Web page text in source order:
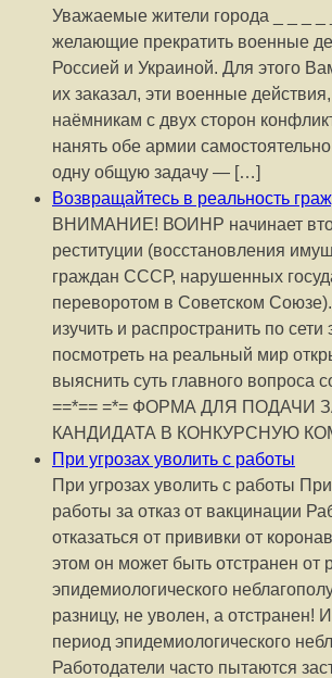
Уважаемые жители города _ _ _
желающие прекратить военные
Россией и Украиной. Для этого
их заказал, эти военные
наёмникам с двух сторон
нанять обе армии
одну общую задачу — […]
Возвращайтесь в реальность
ВНИМАНИЕ! ВОИНР начинает
реституции (восстановления
граждан СССР, нарушенных
переворотом в Советском
изучить и распространить по
посмотреть на реальный мир
выяснить суть главного вопроса
==*== =*= ФОРМА ДЛЯ ПОДАЧИ
КАНДИДАТА В КОНКУРСНУЮ
При угрозах уволить с работы
При угрозах уволить с работы
работы за отказ от вакцинации
отказаться от прививки от
этом он может быть отстранен от
эпидемиологического
разницу, не уволен, а отстранен!
период эпидемиологического
Работодатели часто пытаются